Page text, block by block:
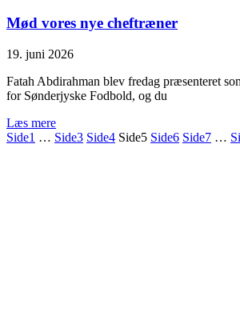
Mød vores nye cheftræner
19. juni 2026
Fatah Abdirahman blev fredag præsenteret
for Sønderjyske Fodbold, og du
Læs mere
Side1 … Side3 Side4 Side5 Side6 Side7 …